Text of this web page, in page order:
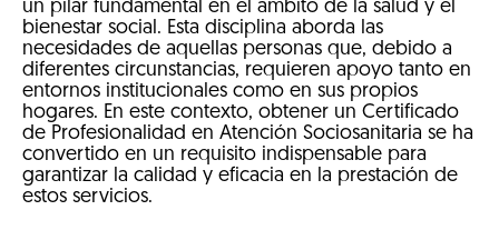
un pilar fundamental en el ámbito de la salud y el
bienestar social. Esta disciplina aborda las
necesidades de aquellas personas que, debido a
diferentes circunstancias, requieren apoyo tanto en
entornos institucionales como en sus propios
hogares. En este contexto, obtener un Certificado
de Profesionalidad en Atención Sociosanitaria se ha
convertido en un requisito indispensable para
garantizar la calidad y eficacia en la prestación de
estos servicios.